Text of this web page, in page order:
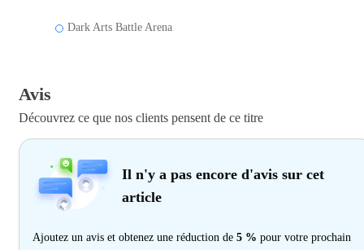
Dark Arts Battle Arena
Avis
Découvrez ce que nos clients pensent de ce titre
Il n'y a pas encore d'avis sur cet
article
Ajoutez un avis et obtenez une réduction de 5 % pour votre prochain